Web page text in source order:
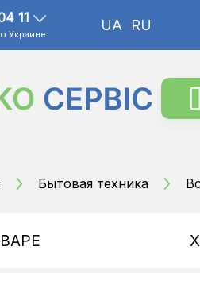
11
Украине
UA RU
Бытовая техника